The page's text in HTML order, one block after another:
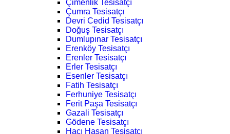
Çimenlik Tesisatçı
Çumra Tesisatçı
Devri Cedid Tesisatçı
Doğuş Tesisatçı
Dumlupınar Tesisatçı
Erenköy Tesisatçı
Erenler Tesisatçı
Erler Tesisatçı
Esenler Tesisatçı
Fatih Tesisatçı
Ferhuniye Tesisatçı
Ferit Paşa Tesisatçı
Gazali Tesisatçı
Gödene Tesisatçı
Hacı Hasan Tesisatçı